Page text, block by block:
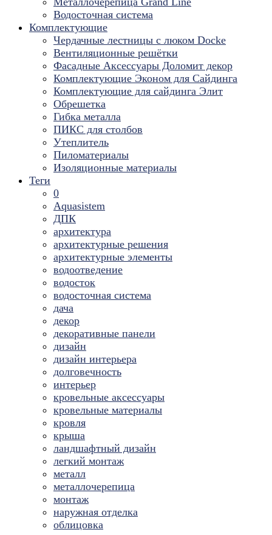
Водосточная система
Комплектующие
Чердачные лестницы с люком Docke
Вентиляционные решётки
Фасадные Аксессуары Доломит декор
Комплектующие Эконом для Сайдинга
Комплектующие для cайдинга Элит
Обрешетка
Гибка металла
ПИКС для столбов
Утеплитель
Пиломатериалы
Изоляционные материалы
Теги
0
Aquasistem
ДПК
архитектура
архитектурные решения
архитектурные элементы
водоотведение
водосток
водосточная система
дача
декор
декоративные панели
дизайн
дизайн интерьера
долговечность
интерьер
кровельные аксессуары
кровельные материалы
кровля
крыша
ландшафтный дизайн
легкий монтаж
металл
металлочерепица
монтаж
наружная отделка
облицовка